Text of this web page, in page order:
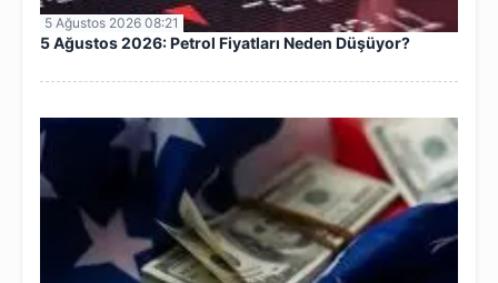
5 Ağustos 2026 08:21
5 Ağustos 2026: Petrol Fiyatları Neden Düşüyor?